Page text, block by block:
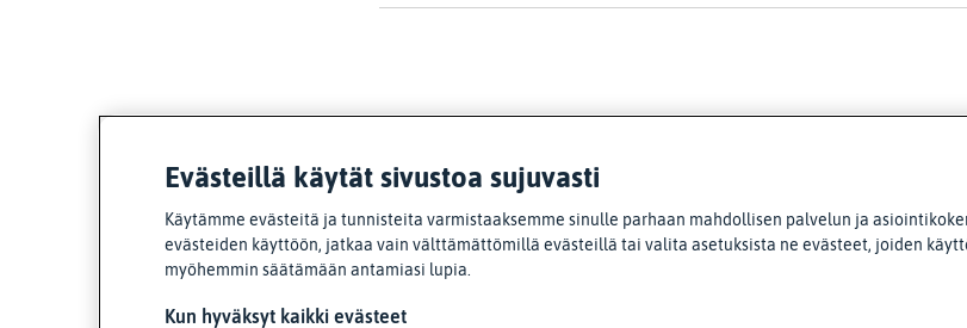
Evästeillä käytät sivustoa sujuvasti
Käytämme evästeitä ja tunnisteita varmistaaksemme sinulle parhaan mahdollisen palvelun ja
evästeiden käyttöön, jatkaa vain välttämättömillä evästeillä tai valita asetuksista ne evästeet, joiden
myöhemmin säätämään antamiasi lupia.
Kun hyväksyt kaikki evästeet